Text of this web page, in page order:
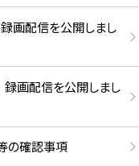
配信を公開しまし
画配信を公開しまし
の確認事項